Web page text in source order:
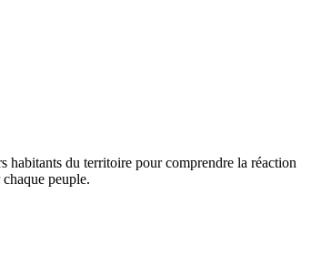
habitants du territoire pour comprendre la réaction
peuple.